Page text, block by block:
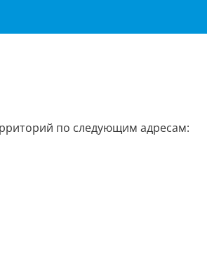
по следующим адресам: